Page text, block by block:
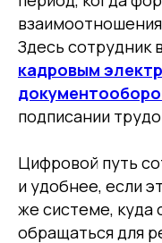
Здесь сотрудник
кадровым
подписании
Цифровой путь
и удобнее, если
же системе, куда
обращаться для